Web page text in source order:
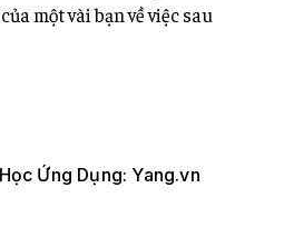
một vài bạn về việc sau
Ứng Dụng: Yang.vn